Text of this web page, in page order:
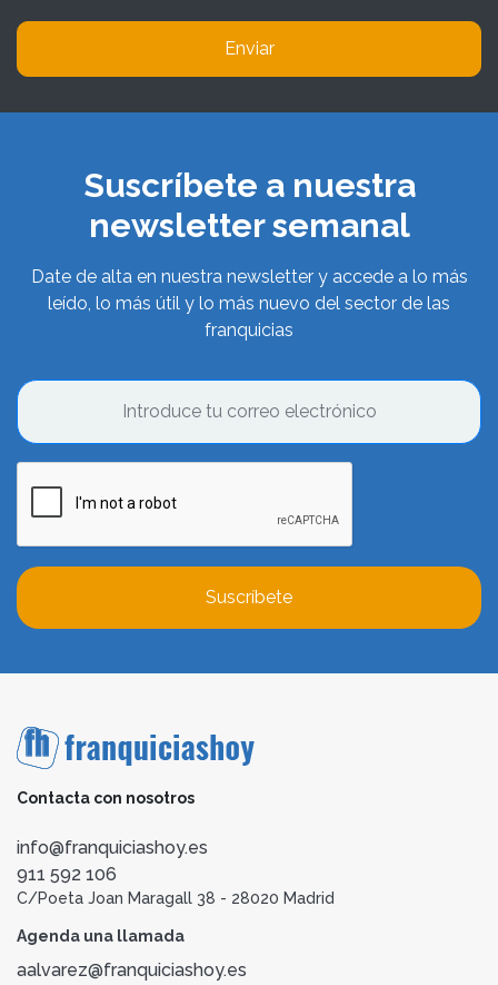
Enviar
Suscríbete a nuestra
newsletter semanal
Date de alta en nuestra newsletter y accede a lo más
leído, lo más útil y lo más nuevo del sector de las
franquicias
Suscríbete
Contacta con nosotros
info@franquiciashoy.es
911 592 106
C/Poeta Joan Maragall 38 - 28020 Madrid
Agenda una llamada
aalvarez@franquiciashoy.es